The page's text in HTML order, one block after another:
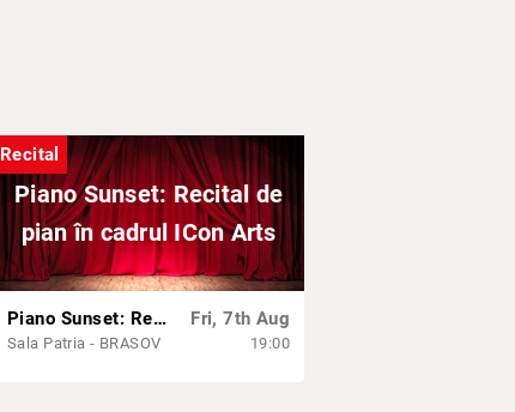
Recital
Piano Sunset: Recital de
pian în cadrul ICon Arts
Piano Sunset: Recital de pian în cadrul ICon Arts
Sala Patria - BRASOV
Fri, 7th Aug
19:00